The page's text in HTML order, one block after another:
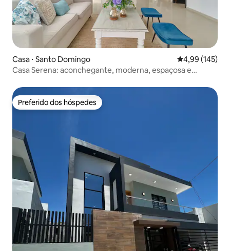
Casa ⋅ Santo Domingo 4,99 de uma
4,99 (145)
Casa Serena: aconchegante, moderna, espaçosa e
Preferido dos hóspedes
Preferido dos hóspedes